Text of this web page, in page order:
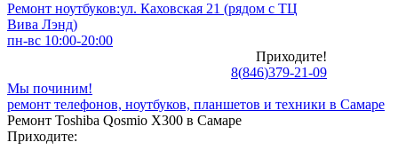
Ремонт ноутбуков:ул. Каховская 21 (рядом с ТЦ
Вива Лэнд)
пн-вс 10:00-20:00
Приходите!
8(846)379-21-09
Мы починим!
ремонт телефонов, ноутбуков, планшетов и техники в Самаре
Ремонт Toshiba Qosmio X300 в Самаре
Приходите: